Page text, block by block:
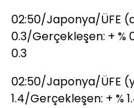
02:50/Japonya/ÜFE
0.3/Gerçekleşen: + %
0.3
02:50/Japonya/ÜFE
1.4/Gerçekleşen: + %